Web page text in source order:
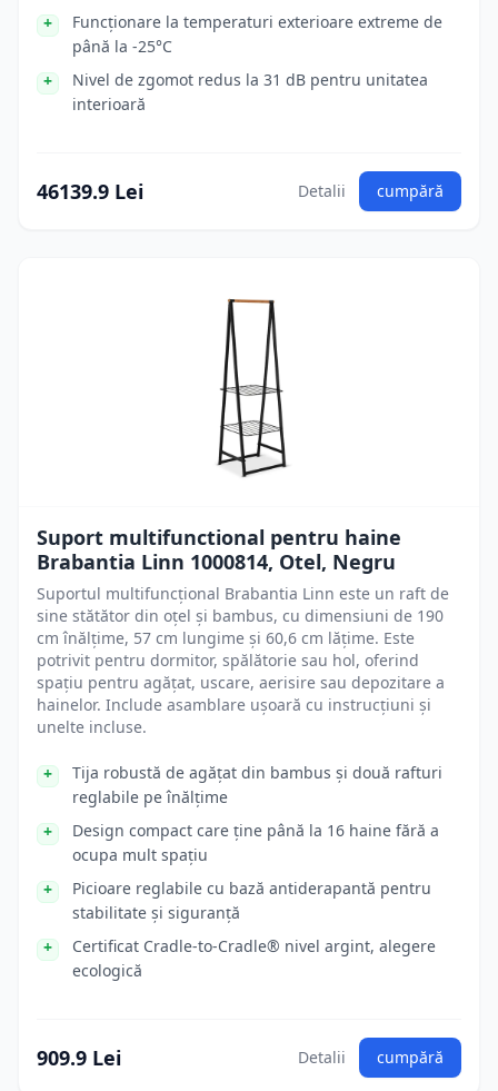
Funcționare la temperaturi exterioare extreme de
până la -25°C
Nivel de zgomot redus la 31 dB pentru unitatea
interioară
46139.9 Lei Detalii cumpără
Suport multifunctional pentru haine
Brabantia Linn 1000814, Otel, Negru
Suportul multifuncțional Brabantia Linn este un raft de
sine stătător din oțel și bambus, cu dimensiuni de 190
cm înălțime, 57 cm lungime și 60,6 cm lățime. Este
potrivit pentru dormitor, spălătorie sau hol, oferind
spațiu pentru agățat, uscare, aerisire sau depozitare a
hainelor. Include asamblare ușoară cu instrucțiuni și
unelte incluse.
Tija robustă de agățat din bambus și două rafturi
reglabile pe înălțime
Design compact care ține până la 16 haine fără a
ocupa mult spațiu
Picioare reglabile cu bază antiderapantă pentru
stabilitate și siguranță
Certificat Cradle-to-Cradle® nivel argint, alegere
ecologică
909.9 Lei Detalii cumpără